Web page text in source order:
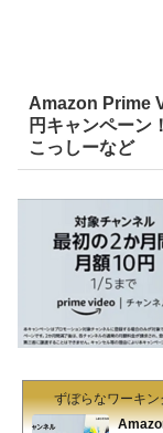
Amazon Prime
円キャンペーン
こっしーなど
ずぼらなワーキ